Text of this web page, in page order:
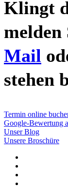
Klingt
melden
Mail
stehen
Termin online
Google-Bewertung
Unser Blog
Unsere Broschüre